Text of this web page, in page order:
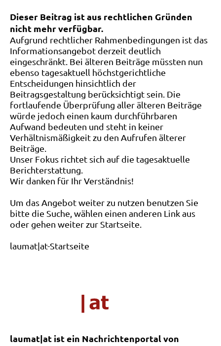
Dieser Beitrag ist aus rechtlichen Gründen
nicht mehr verfügbar.
Aufgrund rechtlicher Rahmenbedingungen ist das
Informationsangebot derzeit deutlich
eingeschränkt. Bei älteren Beiträge müssten nun
ebenso tagesaktuell höchstgerichtliche
Entscheidungen hinsichtlich der
Beitragsgestaltung berücksichtigt sein. Die
fortlaufende Überprüfung aller älteren Beiträge
würde jedoch einen kaum durchführbaren
Aufwand bedeuten und steht in keiner
Verhältnismäßigkeit zu den Aufrufen älterer
Beiträge.
Unser Fokus richtet sich auf die tagesaktuelle
Berichterstattung.
Wir danken für Ihr Verständnis!
Um das Angebot weiter zu nutzen benutzen Sie
bitte die Suche, wählen einen anderen Link aus
oder gehen weiter zur Startseite.
laumat|at-Startseite
laumat|at ist ein Nachrichtenportal von